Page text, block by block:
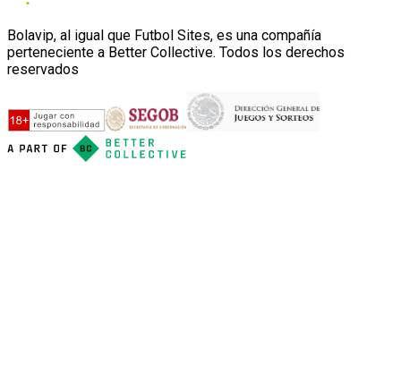
Bolavip, al igual que Futbol Sites, es una compañía
perteneciente a Better Collective. Todos los derechos
reservados